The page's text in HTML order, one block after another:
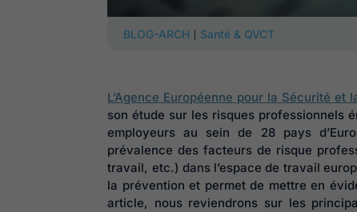
BLOG-ARCH | Santé & QVCT
L’Agence Européenne pour la Sécurité et
son étude sur les risques professionnels
employeurs au sein de 28 pays
prévalence des facteurs de risque
travail, etc.) dans l’espace de travail
la prévention et permet de mettre en
article, nous reviendrons sur les